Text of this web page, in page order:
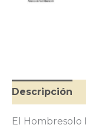
Descripción
El Hombresolo